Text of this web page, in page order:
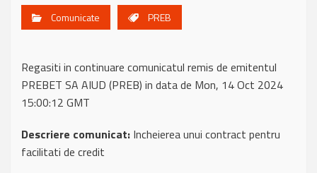
Comunicate PREB
Regasiti in continuare comunicatul remis de emitentul
PREBET SA AIUD (PREB) in data de Mon, 14 Oct 2024
15:00:12 GMT
Descriere comunicat: Incheierea unui contract pentru
facilitati de credit